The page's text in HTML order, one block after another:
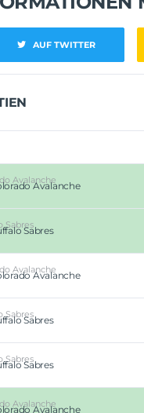
AUF TWITTER
Avalanche
Sabres
Avalanche
Sabres
Sabres
Avalanche